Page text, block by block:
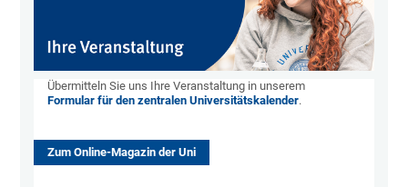
Übermitteln Sie uns Ihre Veranstaltung in unserem
Formular für den zentralen Universitätskalender.
Zum Online-Magazin der Uni